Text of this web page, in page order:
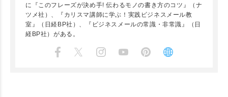
に『このフレーズが決め手! 伝わるモノの書き方のコツ』（ナ
ツメ社）、『カリスマ講師に学ぶ！実践ビジネスメール教
室』（日経BP社）、『ビジネスメールの常識・非常識』（日
経BP社）がある。